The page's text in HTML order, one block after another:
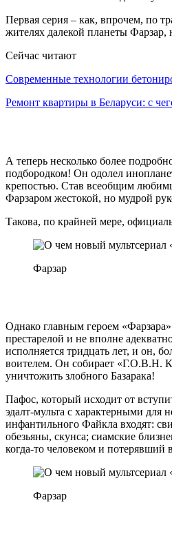
Первая серия – как, впрочем, по
жителях далекой планеты
Сейчас читают
Современные технологии
Ремонт квартиры в Беларуси: с
А теперь несколько более
подбородком! Он одолел
крепостью. Став всеобщим
Фарзаром жестокой, но мудрой
Такова, по крайней мере,
Фарзар
Однако главным героем
престарелой и не вполне
исполняется тридцать лет, и он,
воителем. Он собирает «Г.О.В.Н.
уничтожить злобного Базарака!
Пафос, который исходит от
эдалт-мульта с характерными
инфантильного Файкла входят:
обезьяны, скунса; сиамские
когда-то человеком и потерявший
Фарзар